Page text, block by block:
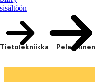
sisältöön
Tietotekniikka Pelaaminen